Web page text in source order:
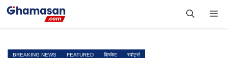
Skip
BREAKING NEWS FEATURED क्रिकेट स्पोर्ट्स